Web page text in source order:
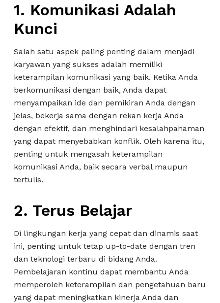
1. Komunikasi Adalah
Kunci
Salah satu aspek paling penting dalam menjadi
karyawan yang sukses adalah memiliki
keterampilan komunikasi yang baik. Ketika Anda
berkomunikasi dengan baik, Anda dapat
menyampaikan ide dan pemikiran Anda dengan
jelas, bekerja sama dengan rekan kerja Anda
dengan efektif, dan menghindari kesalahpahaman
yang dapat menyebabkan konflik. Oleh karena itu,
penting untuk mengasah keterampilan
komunikasi Anda, baik secara verbal maupun
tertulis.
2. Terus Belajar
Di lingkungan kerja yang cepat dan dinamis saat
ini, penting untuk tetap up-to-date dengan tren
dan teknologi terbaru di bidang Anda.
Pembelajaran kontinu dapat membantu Anda
memperoleh keterampilan dan pengetahuan baru
yang dapat meningkatkan kinerja Anda dan